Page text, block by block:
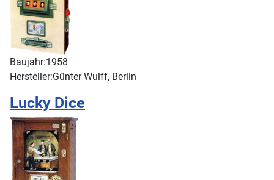
Baujahr:1958
Hersteller:Günter Wulff, Berlin
Lucky Dice